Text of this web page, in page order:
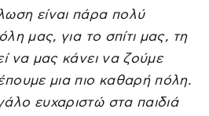
είναι πάρα πολύ
μας, για το σπίτι μας, τη
να μας κάνει να ζούμε
μια πιο καθαρή πόλη.
ευχαριστώ στα παιδιά